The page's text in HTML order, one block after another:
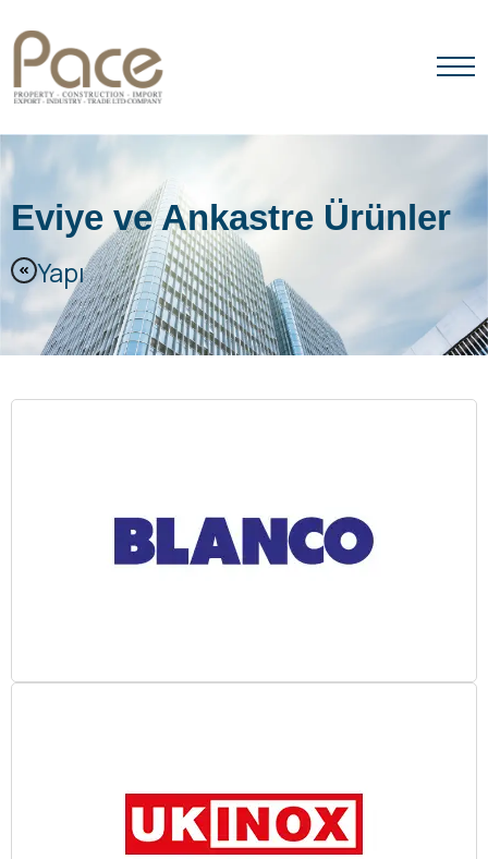
ÜRÜNLER
MARKALARIMIZ
İLETIŞIM
Eviye ve Ankastre Ürünler
Yapı